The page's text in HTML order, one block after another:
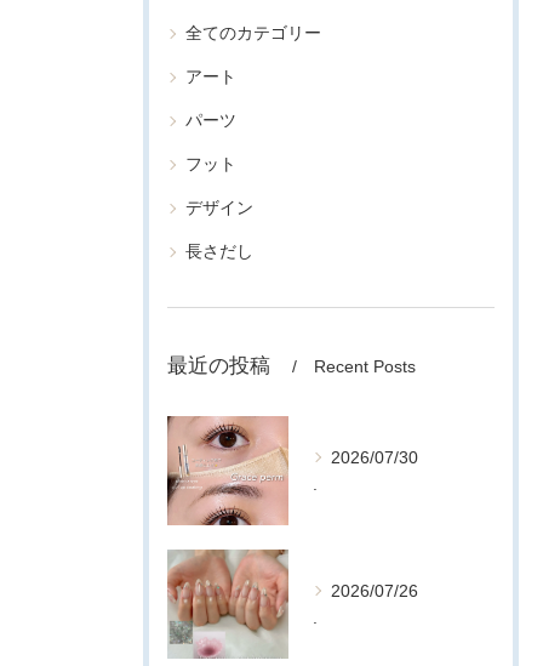
全てのカテゴリー
アート
パーツ
フット
デザイン
長さだし
最近の投稿 Recent Posts
2026/07/30
2026/07/26